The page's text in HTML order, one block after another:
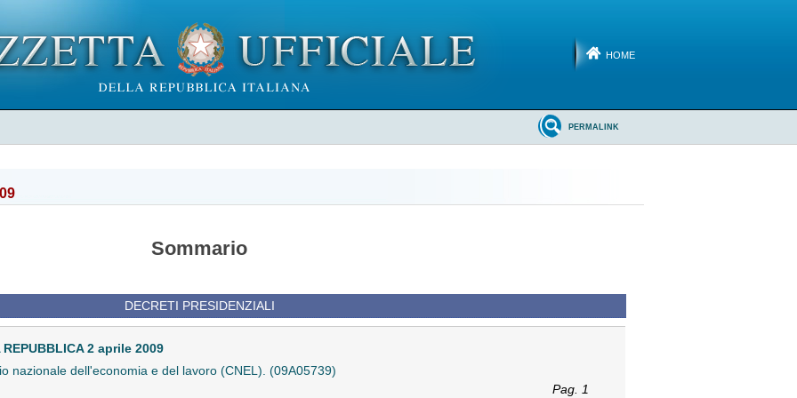
HOME
PERMALINK
Sommario
DECRETI PRESIDENZIALI
REPUBBLICA 2 aprile 2009
nazionale dell'economia e del lavoro (CNEL). (09A05739)
Pag. 1